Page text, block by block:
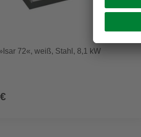
72«, weiß, Stahl, 8,1 kW